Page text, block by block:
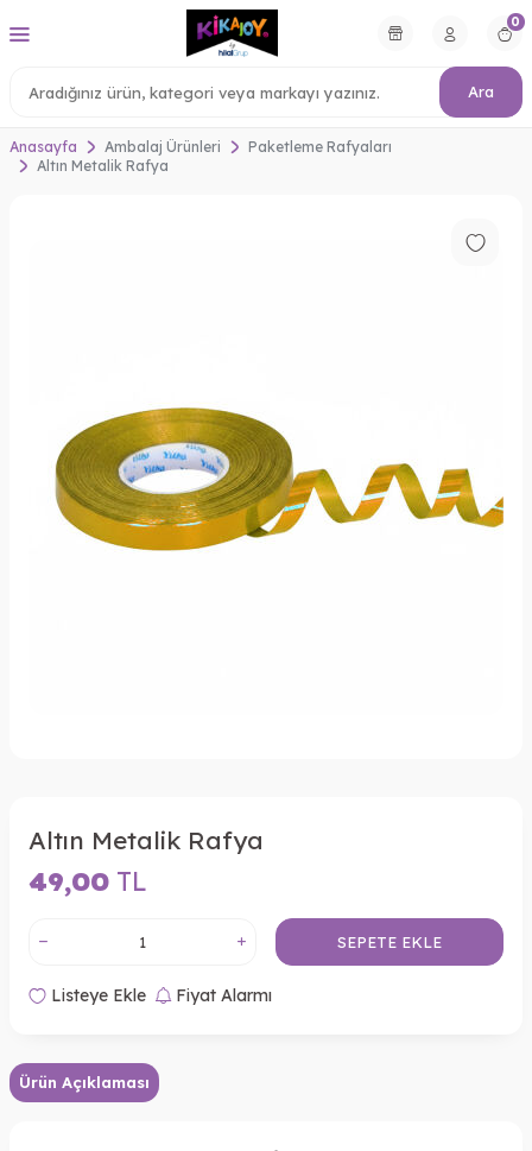
Ara
0
Anasayfa Ambalaj Ürünleri
Paketleme Rafyaları
Altın Metalik Rafya
Altın Metalik Rafya
49,00 TL
SEPETE EKLE
Listeye Ekle Fiyat Alarmı
Ürün Açıklaması